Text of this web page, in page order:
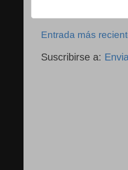
Entrada más
Suscribirse a: